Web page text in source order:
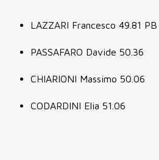
LAZZARI Francesco 49.81 PB
PASSAFARO Davide 50.36
CHIARIONI Massimo 50.06
CODARDINI Elia 51.06